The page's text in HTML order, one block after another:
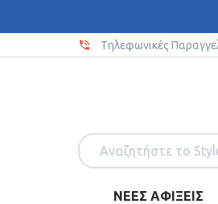
Tηλεφωνικές
ΝΕΕΣ ΑΦΙΞΕΙΣ